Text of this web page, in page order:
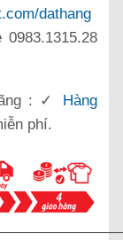
dathang
: ✓
Hàng
phí.